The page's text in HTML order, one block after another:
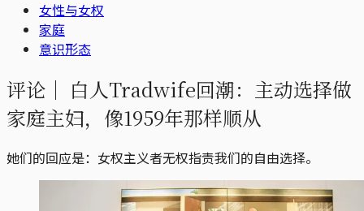
女性与女权
家庭
意识形态
评论｜ 白人Tradwife回潮：主动选择做
家庭主妇，像1959年那样顺从
她们的回应是：女权主义者无权指责我们的自由选择。